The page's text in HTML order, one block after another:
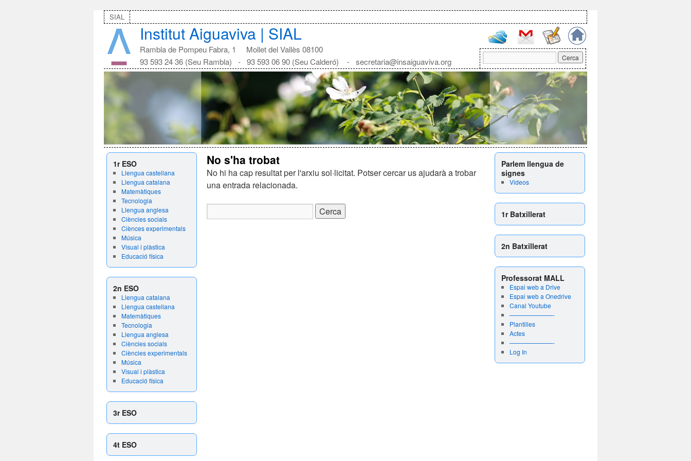
SIAL
Institut Aiguaviva | SIAL
Rambla de Pompeu Fabra, 1 Mollet del Vallès 08100
93 593 24 36 (Seu Rambla) - 93 593 06 90 (Seu Calderó) - secretaria@insaiguaviva.org
1r ESO
Llengua castellana
Llengua catalana
Matemàtiques
Tecnologia
Llengua anglesa
Ciències socials
Ciènces experimentals
Música
Visual i plàstica
Educació física
2n ESO
Llengua catalana
Llengua castellana
Matemàtiques
Tecnologia
Llengua anglesa
Ciències socials
Ciències experimentals
Música
Visual i plàstica
Educació física
3r ESO
4t ESO
Parlem llengua de
signes
Videos
1r Batxillerat
2n Batxillerat
Professorat MALL
Espai web a Drive
Espai web a Onedrive
Canal Youtube
———————-
Plantilles
Actes
———————-
Log In
No s'ha trobat
No hi ha cap resultat per l'arxiu sol·licitat. Potser cercar us ajudarà a trobar
una entrada relacionada.